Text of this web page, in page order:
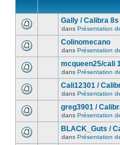
Gally / Calibra 8s
dans Présentation
Colinomecano
dans Présentation
mcqueen25/cali
dans Présentation
Cali12301 /
dans Présentation
greg3901 /
dans Présentation
BLACK_Guts /
dans Présentation